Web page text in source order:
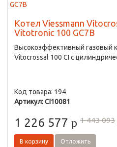
Котел Viessmann
Vitotronic 100 GC7B
Высокоэффективный газовый
Vitocrossal 100 CI с
Код товара: 194
Артикул: CI10081
1 226 577 p 1 443 093
В корзину Отложить